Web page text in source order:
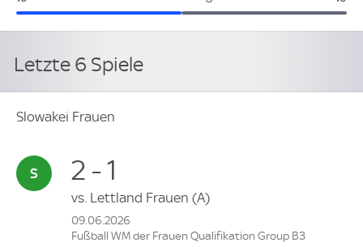
Letzte 6 Spiele
Slowakei Frauen
2 - 1
vs. Lettland Frauen (A)
09.06.2026
Fußball WM der Frauen Qualifikation Group B3